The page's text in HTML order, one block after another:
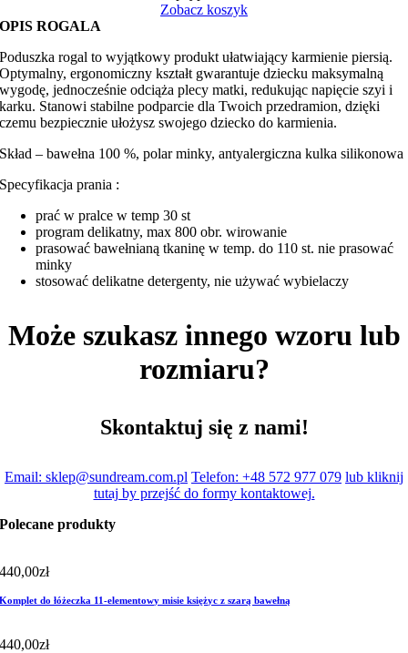
Zobacz koszyk
OPIS ROGALA
Poduszka rogal to wyjątkowy produkt ułatwiający karmienie piersią.
Optymalny, ergonomiczny kształt gwarantuje dziecku maksymalną
wygodę, jednocześnie odciąża plecy matki, redukując napięcie szyi i
karku. Stanowi stabilne podparcie dla Twoich przedramion, dzięki
czemu bezpiecznie ułożysz swojego dziecko do karmienia.
Skład – bawełna 100 %, polar minky, antyalergiczna kulka silikonowa
Specyfikacja prania :
prać w pralce w temp 30 st
program delikatny, max 800 obr. wirowanie
prasować bawełnianą tkaninę w temp. do 110 st. nie prasować
minky
stosować delikatne detergenty, nie używać wybielaczy
Może szukasz innego wzoru lub
rozmiaru?
Skontaktuj się z nami!
Email: sklep@sundream.com.pl Telefon: +48 572 977 079 lub kliknij
tutaj by przejść do formy kontaktowej.
Polecane produkty
440,00zł
Komplet do łóżeczka 11-elementowy misie księżyc z szarą bawełną
440,00zł